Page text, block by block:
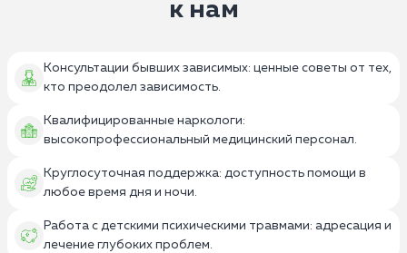
к нам
Консультации бывших зависимых: ценные советы от тех,
кто преодолел зависимость.
Квалифицированные наркологи:
высокопрофессиональный медицинский персонал.
Круглосуточная поддержка: доступность помощи в
любое время дня и ночи.
Работа с детскими психическими травмами: адресация и
лечение глубоких проблем.